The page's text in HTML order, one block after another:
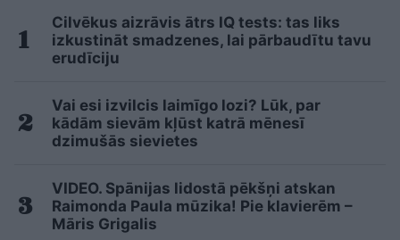
Cilvēkus aizrāvis ātrs IQ tests: tas liks
izkustināt smadzenes, lai pārbaudītu tavu
erudīciju
Vai esi izvilcis laimīgo lozi? Lūk, par
kādām sievām kļūst katrā mēnesī
dzimušās sievietes
VIDEO. Spānijas lidostā pēkšņi atskan
Raimonda Paula mūzika! Pie klavierēm –
Māris Grigalis